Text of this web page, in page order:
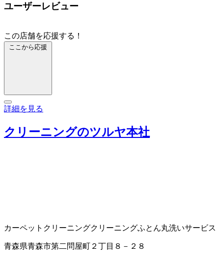
ユーザーレビュー
この店舗を応援する！
ここから応援
詳細を見る
クリーニングのツルヤ本社
カーペットクリーニングクリーニングふとん丸洗いサービス
青森県青森市第二問屋町２丁目８－２８